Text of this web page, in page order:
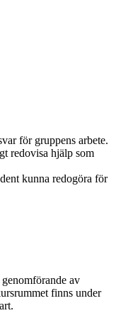
för gruppens arbete.
redovisa hjälp som
kunna redogöra för
av
finns under